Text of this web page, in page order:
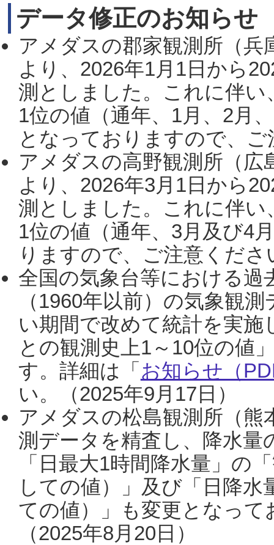
データ修正のお知らせ
アメダスの郡家観測所（
より、2026年1月1日から
測としました。これに伴い
1位の値（通年、1月、2月
となっておりますので、
アメダスの高野観測所（
より、2026年3月1日から
測としました。これに伴い
1位の値（通年、3月及び4
りますので、ご注意くだ
全国の気象台等における過
（1960年以前）の気象観
い期間で改めて統計を実
との観測史上1～10位の値
す。詳細は「 お知らせ（
い。（2025年9月17日）
アメダスの松島観測所（熊
測データを精査し、降水
「日最大1時間降水量」の
しての値）」及び「日降
ての値）」も変更となっ
（2025年8月20日）